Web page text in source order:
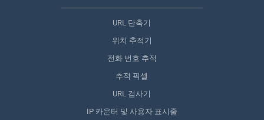
URL 단축기
위치 추적기
전화 번호 추적
추적 픽셀
URL 검사기
IP 카운터 및 사용자 표시줄